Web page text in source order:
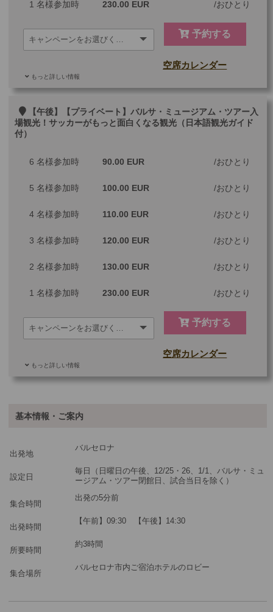
1 名様参加時 230.00 EUR おひとり
予約する
もっと詳しい情報
空席カレンダー
その他
ツアーコード
【午後】【プライベート】バルサ・ミュージアム・ツアー入
場観光！サッカーがもっと面白くなる観光（日本語観光ガイド
付）
6 名様参加時 90.00 EUR おひとり
5 名様参加時 100.00 EUR おひとり
4 名様参加時 110.00 EUR おひとり
3 名様参加時 120.00 EUR おひとり
2 名様参加時 130.00 EUR おひとり
1 名様参加時 230.00 EUR おひとり
予約する
もっと詳しい情報
空席カレンダー
ツアーコード
基本情報・ご案内
出発地
バルセロナ
設定日
毎日（日曜日の午後、12/25・26、1/1、バルサ・ミュ
ージアム・ツアー閉館日、試合当日を除く）
集合時間
出発の5分前
出発時間
【午前】09:30 【午後】14:30
所要時間
約3時間
集合場所
バルセロナ市内ご宿泊ホテルのロビー